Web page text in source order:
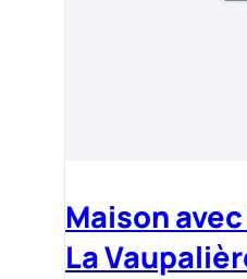
Maison
La